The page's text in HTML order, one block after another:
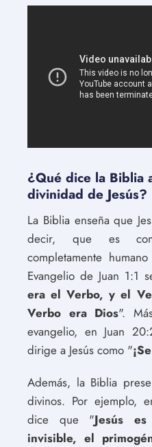
¿Qué dice la Biblia
divinidad de Jesús?
La Biblia enseña que
decir, que es
completamente
Evangelio de Juan 1:1
era el Verbo, y el
Verbo era Dios".
evangelio, en Juan
dirige a Jesús como "
Además, la Biblia
divinos. Por ejemplo,
dice que "Jesús
invisible, el